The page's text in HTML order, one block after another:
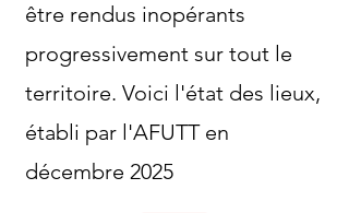
être rendus inopérants
progressivement sur tout le
territoire. Voici l'état des lieux,
établi par l'AFUTT en
décembre 2025